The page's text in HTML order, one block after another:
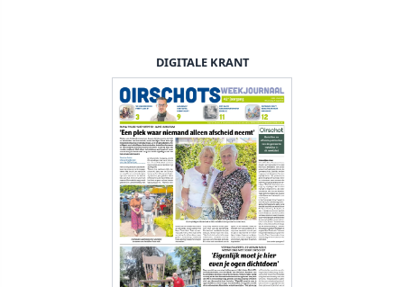
DIGITALE KRANT